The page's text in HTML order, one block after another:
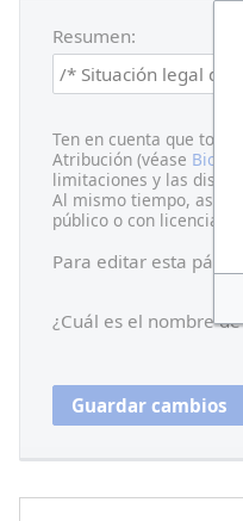
Resumen:
Ten en cuenta que
Atribución (véase
limitaciones y las
Al mismo tiempo,
público o con licencia
Para editar esta
¿Cuál es el nombre